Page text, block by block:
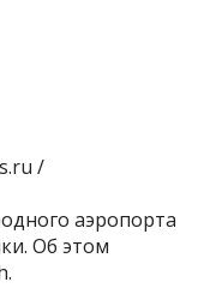
/
аэропорта
Об этом